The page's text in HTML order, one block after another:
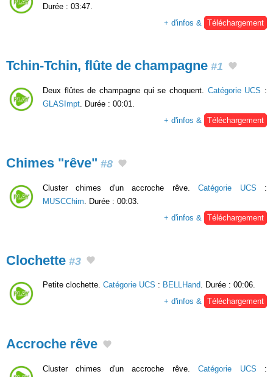
Durée : 03:47.
+ d'infos & Téléchargement
Tchin-Tchin, flûte de champagne #1
Deux flûtes de champagne qui se choquent. Catégorie UCS :
GLASImpt . Durée : 00:01.
+ d'infos &
Téléchargement
Chimes "rêve" #8
Cluster chimes d'un accroche rêve.Catégorie UCS :
MUSCChim . Durée : 00:03.
+ d'infos &
Téléchargement
Clochette #3
Petite clochette. Catégorie UCS : BELLHand. Durée : 00:06.
+ d'infos & Téléchargement
Accroche rêve
Cluster chimes d'un accroche rêve.Catégorie UCS :